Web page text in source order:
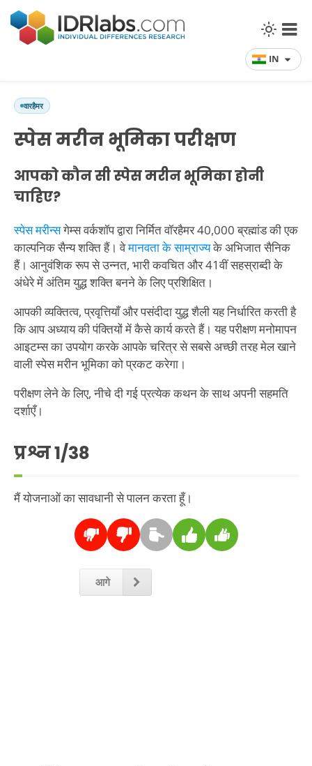
IN
वारहैमर
स्पेस मरीन भूमिका परीक्षण
आपको कौन सी स्पेस मरीन भूमिका होनी
चाहिए?
स्पेस मरीन्सगेम्स वर्कशॉप द्वारा निर्मित वॉरहैमर 40,000 ब्रह्मांड की एक
काल्पनिक सैन्य शक्ति हैं। वेमानवता के साम्राज्यके अभिजात सैनिक
हैं। आनुवंशिक रूप से उन्नत, भारी कवचित और 41वीं सहस्राब्दी के
अंधेरे में अंतिम युद्ध शक्ति बनने के लिए प्रशिक्षित।
आपकी व्यक्तित्व, प्रवृत्तियाँ और पसंदीदा युद्ध शैली यह निर्धारित करती है
कि आप अध्याय की पंक्तियों में कैसे कार्य करते हैं। यह परीक्षण मनोमापन
आइटम्स का उपयोग करके आपके चरित्र से सबसे अच्छी तरह मेल खाने
वाली स्पेस मरीन भूमिका को प्रकट करेगा।
परीक्षण लेने के लिए, नीचे दी गई प्रत्येक कथन के साथ अपनी सहमति
दर्शाएँ।
प्रश्न1/38
मैं योजनाओं का सावधानी से पालन करता हूँ।
आगे